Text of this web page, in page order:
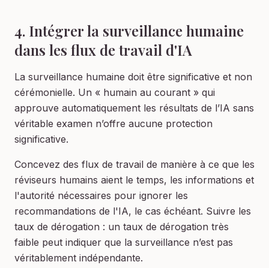
4. Intégrer la surveillance humaine
dans les flux de travail d'IA
La surveillance humaine doit être significative et non
cérémonielle. Un « humain au courant » qui
approuve automatiquement les résultats de l’IA sans
véritable examen n’offre aucune protection
significative.
Concevez des flux de travail de manière à ce que les
réviseurs humains aient le temps, les informations et
l'autorité nécessaires pour ignorer les
recommandations de l'IA, le cas échéant. Suivre les
taux de dérogation : un taux de dérogation très
faible peut indiquer que la surveillance n’est pas
véritablement indépendante.